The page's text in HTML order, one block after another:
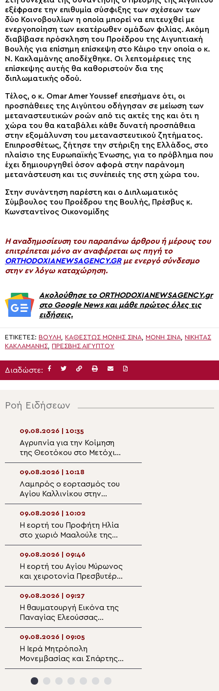
εξέφρασε την επιθυμία σύσφιξης των σχέσεων των
δύο Κοινοβουλίων η οποία μπορεί να επιτευχθεί με
ενεργοποίηση των εκατέρωθεν ομάδων φιλίας. Ακόμη
διαβίβασε πρόσκληση του Προέδρου της Αιγυπτιακή
Βουλής για επίσημη επίσκεψη στο Κάιρο την οποία ο κ.
Ν. Κακλαμάνης αποδέχθηκε. Οι λεπτομέρειες της
επίσκεψης αυτής θα καθοριστούν δια της
διπλωματικής οδού.
Τέλος, ο κ. Omar Amer Youssef επεσήμανε ότι, οι
προσπάθειες της Αιγύπτου οδήγησαν σε μείωση των
μεταναστευτικών ροών από τις ακτές της και ότι η
χώρα του θα καταβάλει κάθε δυνατή προσπάθεια
στην εξομάλυνση του μεταναστευτικού ζητήματος.
Επιπροσθέτως, ζήτησε την στήριξη της Ελλάδος, στο
πλαίσιο της Ευρωπαϊκής Ένωσης, για το πρόβλημα που
έχει δημιουργηθεί όσον αφορά στην παράνομη
μετανάστευση και τις συνέπειές της στη χώρα του.
Στην συνάντηση παρέστη και ο Διπλωματικός
Σύμβουλος του Προέδρου της Βουλής, Πρέσβυς κ.
Κωνσταντίνος Οικονομίδης
H αναδημοσίευση του παραπάνω άρθρου ή μέρους του
επιτρέπεται μόνο αν αναφέρεται ως πηγή το
ORTHODOXIANEWSAGENCY.GRμε ενεργό σύνδεσμο
στην εν λόγω καταχώρηση.
Ακολούθησε το ORTHODOXIANEWSAGENCY.gr
στο Google News και μάθε πρώτος όλες τις
ειδήσεις.
ΕΤΙΚΈΤΕΣ: ΒΟΥΛΉ, ΚΑΘΕΣΤΏΣ ΜΟΝΉΣ ΣΙΝΆ, ΜΟΝΉ ΣΙΝΆ, ΝΙΚΉΤΑΣ
ΚΑΚΛΑΜΆΝΗΣ, ΠΡΈΣΒΗΣ ΑΙΓΎΠΤΟΥ
Διαδώστε:
Ροή Ειδήσεων
09.08.2026 | 10:35
Αγρυπνία για την Κοίμηση
της Θεοτόκου στο Μετόχι
της Σίμωνος Πέτρας στο
Βύρωνα
09.08.2026 | 10:18
Λαμπρός ο εορτασμός του
Αγίου Καλλινίκου στην
Έδεσσα
09.08.2026 | 10:02
Η εορτή του Προφήτη Ηλία
στο χωριό Μααλούλε της
Ναζαρέτ
09.08.2026 | 09:46
Η εορτή του Αγίου Μύρωνος
και χειροτονία Πρεσβυτέρου
στο Ηράκλειο
09.08.2026 | 09:27
Η θαυματουργή Εικόνα της
Παναγίας Ελεούσσας
Πάτμου
09.08.2026 | 09:05
Η Ιερά Μητρόπολη
Μονεμβασίας και Σπάρτης
προσκαλεί και εφέτος τους
Ομογενείς